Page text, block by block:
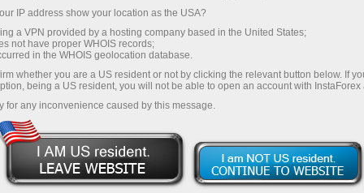
Ouvrir un compte de trading
Ouvrir un compte de
démonstration
Résultats du concours Miss Insta
Asie 2012
IP address show your location as the USA?
a VPN provided by a hosting company based in the United States;
not have proper WHOIS records;
in the WHOIS geolocation database.
whether you are a US resident or not by clicking the relevant button below. If
being a US resident, you will not be able to open an account with InstaForex
for any inconvenience caused by this message.